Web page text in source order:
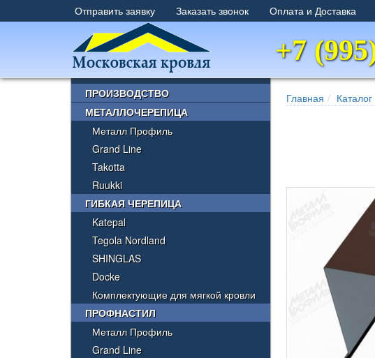
+7
Отправить заявку Заказать звонок Оплата и Доставка
Главная Каталог
ПРОИЗВОДСТВО
МЕТАЛЛОЧЕРЕПИЦА
Металл Профиль
Grand Line
Takotta
Ruukki
ГИБКАЯ ЧЕРЕПИЦА
Katepal
Tegola Nordland
SHINGLAS
Docke
Комплектующие для мягкой кровли
ПРОФНАСТИЛ
Металл Профиль
Grand Line